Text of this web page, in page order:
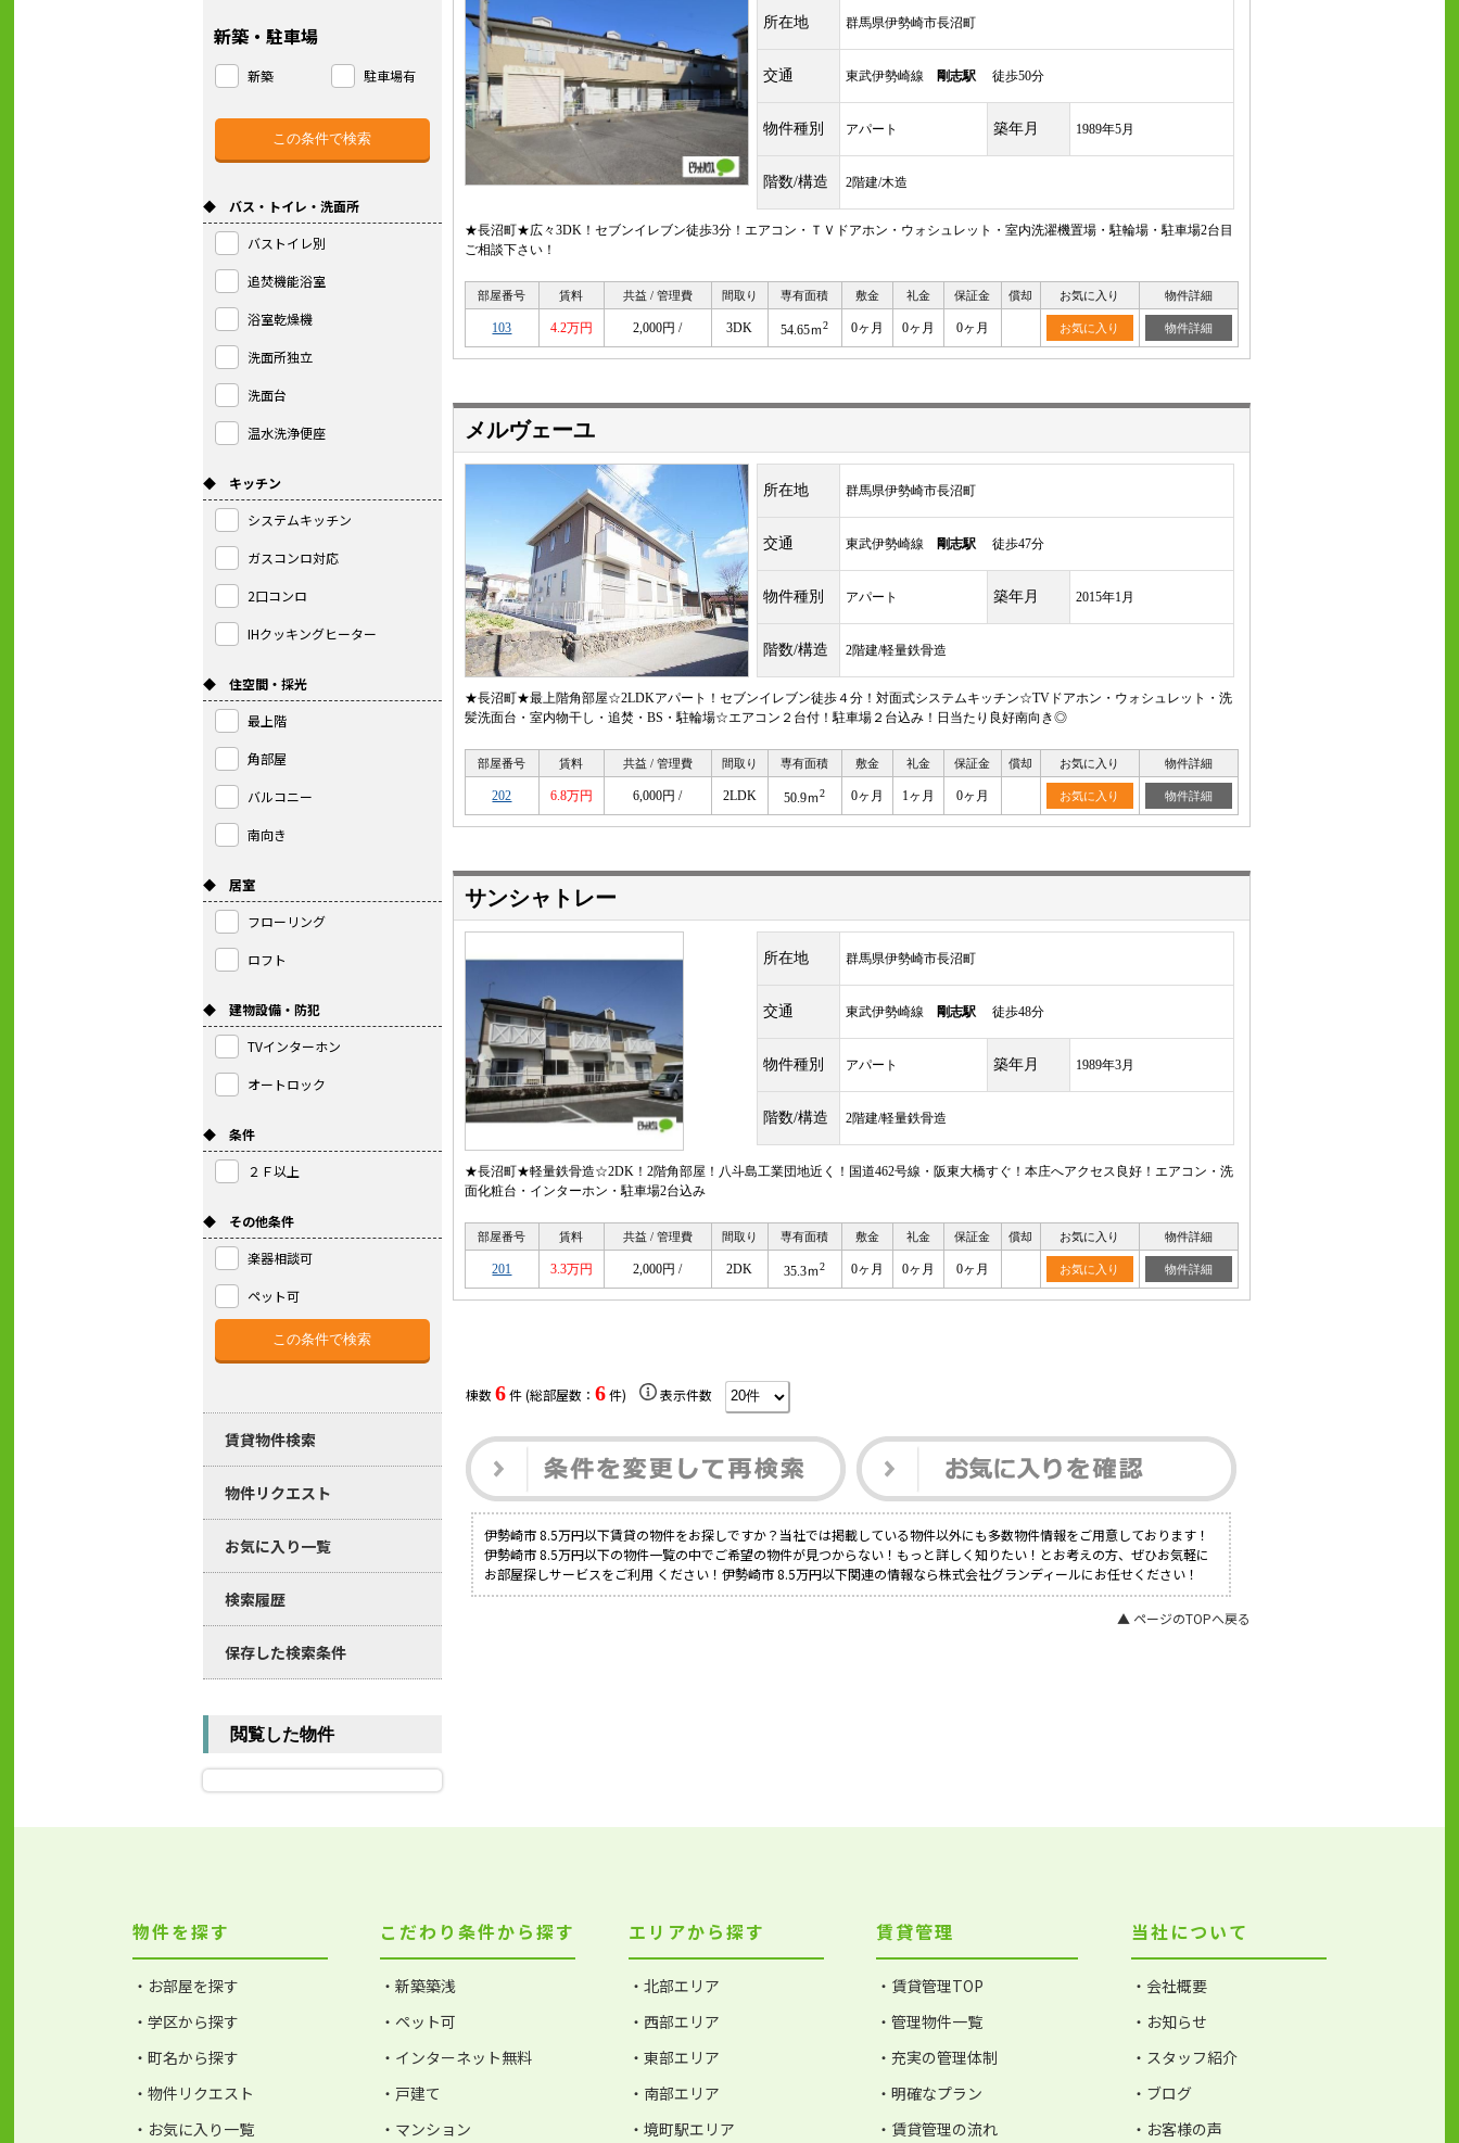
所在地 群馬県伊勢崎市長沼町
交通 東武伊勢崎線 剛志駅徒歩50分
物件種別 アパート 築年月 1989年5月
階数/構造 2階建/木造
★長沼町★広々3DK！セブンイレブン徒歩3分！エアコン・ＴＶドアホン・ウォシュレット・室内洗濯機置場・駐輪場・駐車場2台目
ご相談下さい！
部屋番号 賃料 共益 / 管理費 間取り 専有面積 敷金 礼金 保証金 償却 お気に入り 物件詳細
103 4.2万円 2,000円 / 3DK 54.65ｍ2 0ヶ月 0ヶ月 0ヶ月 お気に入り 物件詳細
メルヴェーユ
所在地 群馬県伊勢崎市長沼町
交通 東武伊勢崎線 剛志駅徒歩47分
物件種別 アパート 築年月 2015年1月
階数/構造 2階建/軽量鉄骨造
★長沼町★最上階角部屋☆2LDKアパート！セブンイレブン徒歩４分！対面式システムキッチン☆TVドアホン・ウォシュレット・洗
髪洗面台・室内物干し・追焚・BS・駐輪場☆エアコン２台付！駐車場２台込み！日当たり良好南向き◎
部屋番号 賃料 共益 / 管理費 間取り 専有面積 敷金 礼金 保証金 償却 お気に入り 物件詳細
202 6.8万円 6,000円 / 2LDK 50.9ｍ2 0ヶ月 1ヶ月 0ヶ月 お気に入り 物件詳細
サンシャトレー
所在地 群馬県伊勢崎市長沼町
交通 東武伊勢崎線 剛志駅徒歩48分
物件種別 アパート 築年月 1989年3月
階数/構造 2階建/軽量鉄骨造
★長沼町★軽量鉄骨造☆2DK！2階角部屋！八斗島工業団地近く！国道462号線・阪東大橋すぐ！本庄へアクセス良好！エアコン・洗
面化粧台・インターホン・駐車場2台込み
部屋番号 賃料 共益 / 管理費 間取り 専有面積 敷金 礼金 保証金 償却 お気に入り 物件詳細
201 3.3万円 2,000円 / 2DK 35.3ｍ2 0ヶ月 0ヶ月 0ヶ月 お気に入り 物件詳細
棟数6件 (総部屋数：6件) 表示件数
伊勢崎市 8.5万円以下賃貸の物件をお探しですか？当社では掲載している物件以外にも多数物件情報をご用意しております！
伊勢崎市 8.5万円以下の物件一覧の中でご希望の物件が見つからない！もっと詳しく知りたい！とお考えの方、ぜひお気軽に
お部屋探しサービスをご利用 ください！伊勢崎市 8.5万円以下関連の情報なら株式会社グランディールにお任せください！
▲ ページのTOPへ戻る
新築・駐車場
新築 駐車場有
◆ バス・トイレ・洗面所
バストイレ別
追焚機能浴室
浴室乾燥機
洗面所独立
洗面台
温水洗浄便座
◆ キッチン
システムキッチン
ガスコンロ対応
2口コンロ
IHクッキングヒーター
◆ 住空間・採光
最上階
角部屋
バルコニー
南向き
◆ 居室
フローリング
ロフト
◆ 建物設備・防犯
TVインターホン
オートロック
◆ 条件
２Ｆ以上
◆ その他条件
楽器相談可
ペット可
賃貸物件検索
物件リクエスト
お気に入り一覧
検索履歴
保存した検索条件
閲覧した物件
物件を探す
・お部屋を探す
・学区から探す
・町名から探す
・物件リクエスト
・お気に入り一覧
こだわり条件から探す
・新築築浅
・ペット可
・インターネット無料
・戸建て
・マンション
エリアから探す
・北部エリア
・西部エリア
・東部エリア
・南部エリア
・境町駅エリア
賃貸管理
・賃貸管理TOP
・管理物件一覧
・充実の管理体制
・明確なプラン
・賃貸管理の流れ
当社について
・会社概要
・お知らせ
・スタッフ紹介
・ブログ
・お客様の声